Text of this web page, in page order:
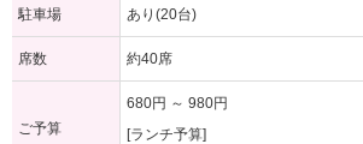
駐車場 あり(20台)
席数 約40席
ご予算
680円 ～ 980円
[ランチ予算]